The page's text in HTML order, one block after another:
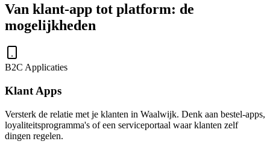
Van klant-app tot platform: de
mogelijkheden
B2C Applicaties
Klant Apps
Versterk de relatie met je klanten in Waalwijk. Denk aan bestel-apps,
loyaliteitsprogramma's of een serviceportaal waar klanten zelf
dingen regelen.